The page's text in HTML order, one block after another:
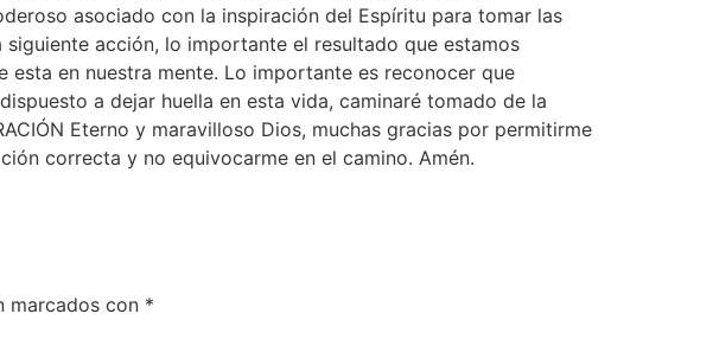
asociado con la inspiración del Espíritu para tomar las
acción, lo importante el resultado que estamos
en nuestra mente. Lo importante es reconocer que
a dejar huella en esta vida, caminaré tomado de la
Eterno y maravilloso Dios, muchas gracias por permitirme
correcta y no equivocarme en el camino. Amén.
marcados con *